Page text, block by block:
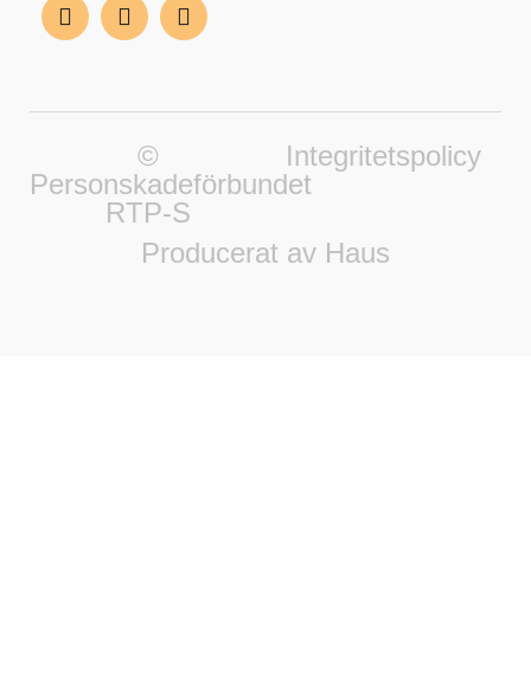
©
Personskadeförbundet
RTP-S
Integritetspolicy
Producerat av Haus